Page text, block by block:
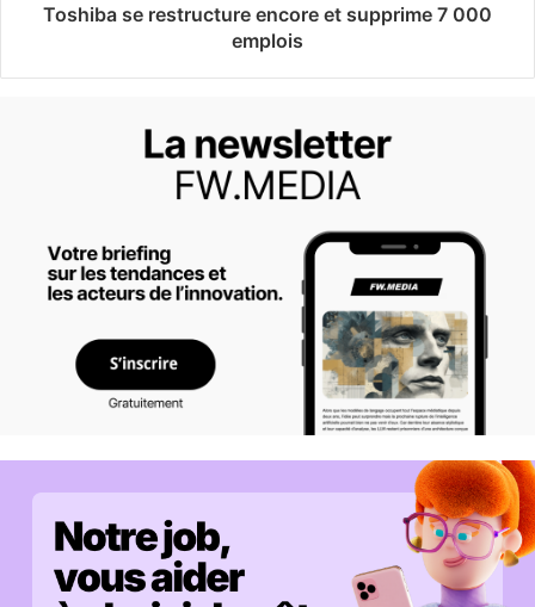
Toshiba se restructure encore et supprime 7 000
emplois